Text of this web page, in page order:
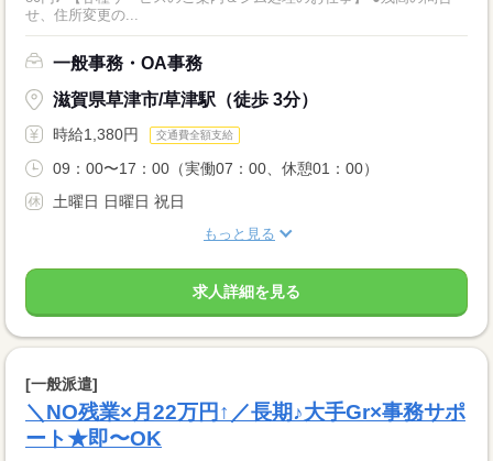
せ、住所変更の...
一般事務・OA事務
滋賀県草津市/草津駅（徒歩 3分）
時給1,380円 交通費全額支給
09：00〜17：00（実働07：00、休憩01：00）
土曜日 日曜日 祝日
もっと見る
求人詳細を見る
[一般派遣]
＼NO残業×月22万円↑／長期♪大手Gr×事務サポ
ート★即〜OK